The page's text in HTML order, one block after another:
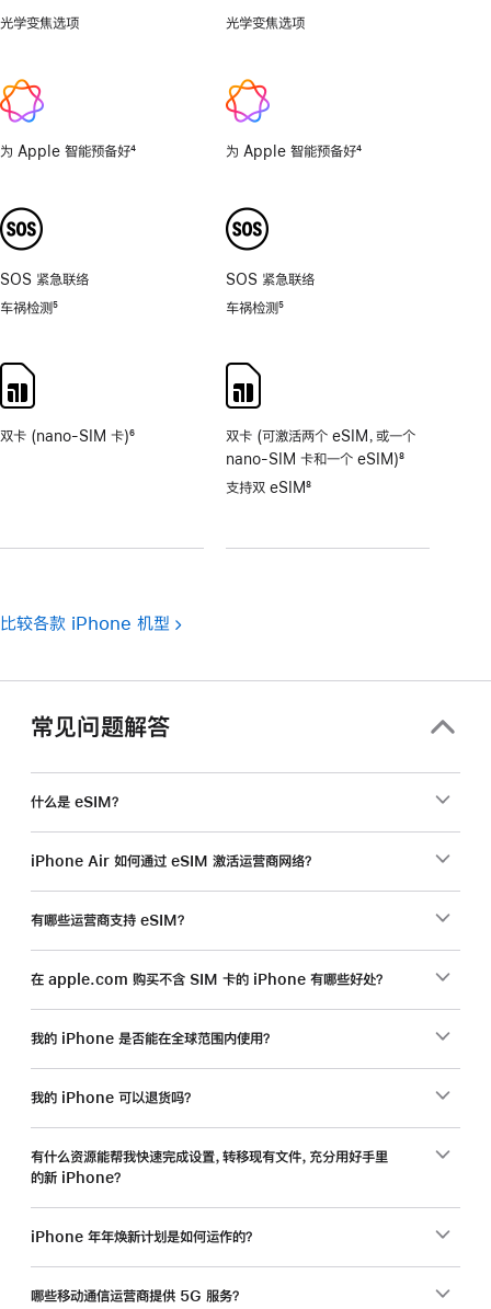
光学变焦选项
为 Apple 智能预备好4
SOS 紧急联络
车祸检测5
双卡 (nano-SIM 卡)6
光学变焦选项
为 Apple 智能预备好4
SOS 紧急联络
车祸检测5
双卡 (可激活两个 eSIM，或一个
nano-SIM 卡和一个 eSIM)
脚
8
支持双 eSIM8
比较各款 iPhone 机型
常见问题解答
什么是 eSIM？
iPhone Air 如何通过 eSIM 激活运营商网络？
有哪些运营商支持 eSIM？
在 apple.com 购买不含 SIM 卡的 iPhone 有哪些好处？
我的 iPhone 是否能在全球范围内使用？
我的 iPhone 可以退货吗？
有什么资源能帮我快速完成设置，转移现有文件，充分用好手里
的新 iPhone？
iPhone 年年焕新计划是如何运作的？
哪些移动通信运营商提供 5G 服务？